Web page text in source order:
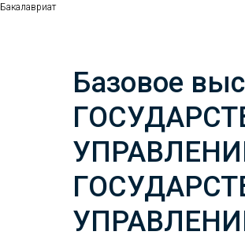
Бакалавриат
Базовое